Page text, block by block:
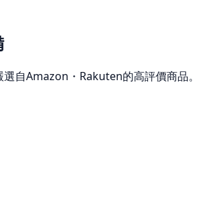
自Amazon・Rakuten的高評價商品。